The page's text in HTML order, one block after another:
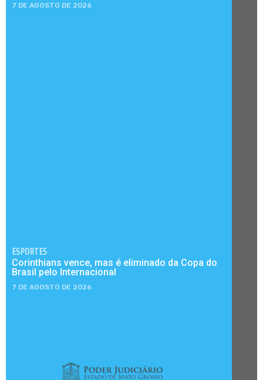
7 DE AGOSTO DE 2026
ESPORTES
Corinthians vence, mas é eliminado da Copa do
Brasil pelo Internacional
7 DE AGOSTO DE 2026